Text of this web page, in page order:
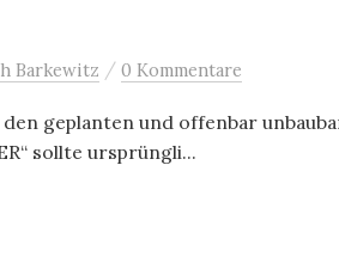
Barkewitz / 0 Kommentare
geplanten und offenbar
sollte ursprüngli...